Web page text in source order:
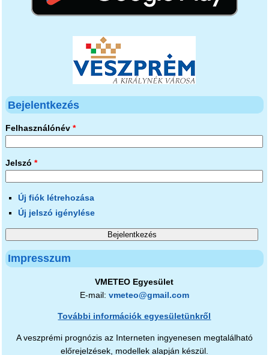
Bejelentkezés
Felhasználónév *
Jelszó *
Új fiók létrehozása
Új jelszó igénylése
Impresszum
VMETEO Egyesület
E-mail: vmeteo@gmail.com
További információk egyesületünkről
A veszprémi prognózis az Interneten ingyenesen megtalálható
előrejelzések, modellek alapján készül.